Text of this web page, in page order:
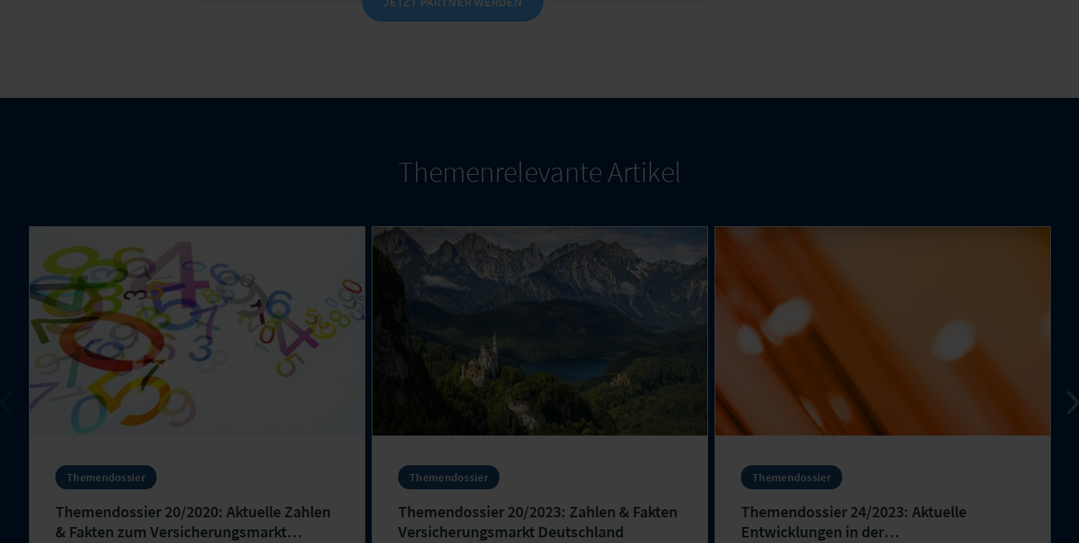
Themenrelevante Artikel
Themendossier
Themendossier 20/2020: Aktuelle Zahlen
& Fakten zum Versicherungsmarkt
Themendossier
Themendossier 20/2023: Zahlen & Fakten
Versicherungsmarkt Deutschland
Themendossier
Themendossier 24/2023: Aktuelle
Entwicklungen in der